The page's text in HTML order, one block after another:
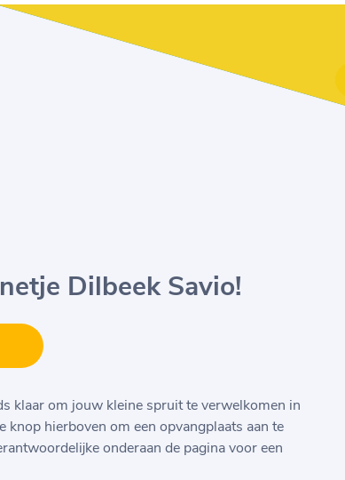
Dilbeek Savio!
klaar om jouw kleine spruit te verwelkomen in
knop hierboven om een opvangplaats aan te
onderaan de pagina voor een